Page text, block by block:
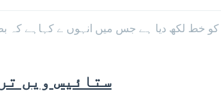
دیا ہے جس میں انہوں ے کہاہے کہ بطور
ستائیس ویں ترمیم منظور